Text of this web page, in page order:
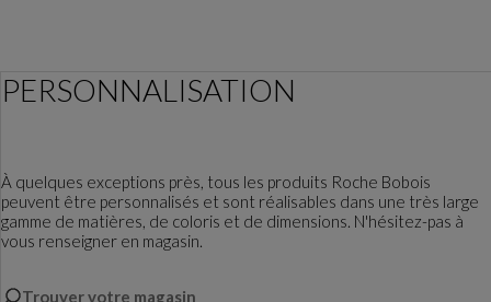
PERSONNALISATION
À quelques exceptions près, tous les produits Roche Bobois
peuvent être personnalisés et sont réalisables dans une très large
gamme de matières, de coloris et de dimensions. N'hésitez-pas à
vous renseigner en magasin.
Trouver votre magasin